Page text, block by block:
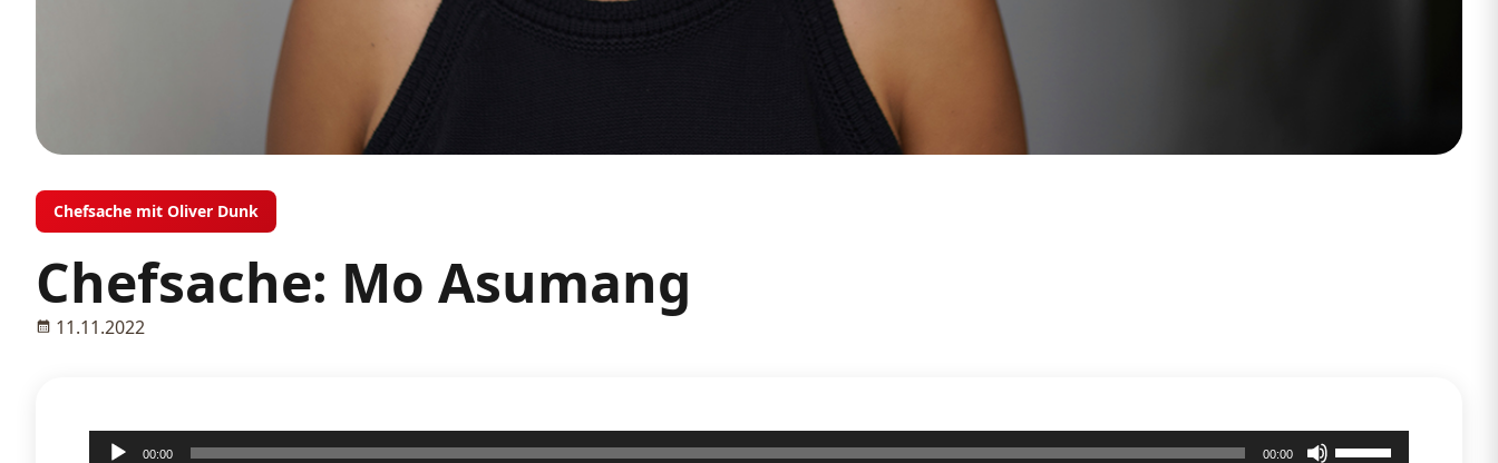
Chefsache mit Oliver Dunk
Chefsache: Mo Asumang
11.11.2022
Audio-00:00 00:00
Pfeiltasten